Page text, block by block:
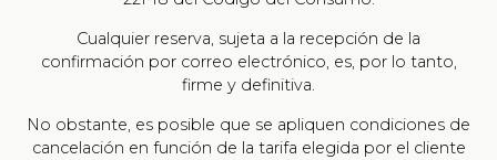
Cualquier reserva, sujeta a la recepción de la
confirmación por correo electrónico, es, por lo tanto,
firme y definitiva.
No obstante, es posible que se apliquen condiciones de
cancelación en función de la tarifa elegida por el cliente